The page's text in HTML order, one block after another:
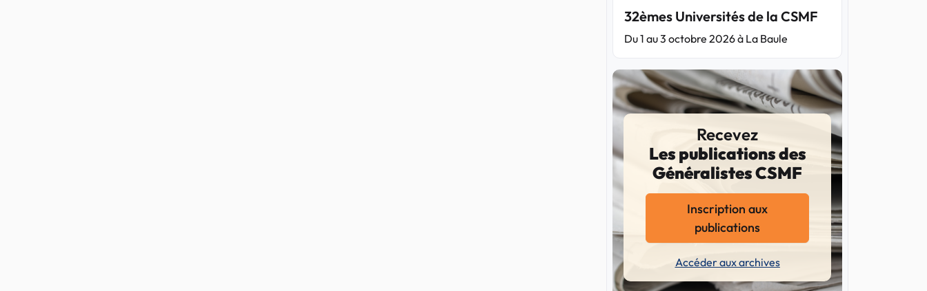
32èmes Universités de la CSMF
Du 1 au 3 octobre 2026 à La Baule
Recevez
Les publications des
Généralistes CSMF
Inscription aux
publications
Accéder aux archives